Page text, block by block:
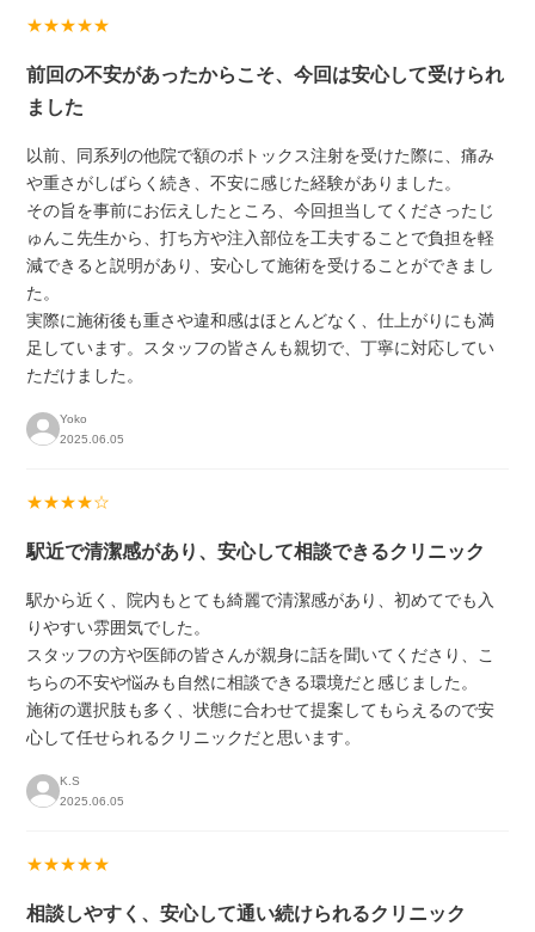
★★★★★
前回の不安があったからこそ、今回は安心して受けられ
ました
以前、同系列の他院で額のボトックス注射を受けた際に、痛み
や重さがしばらく続き、不安に感じた経験がありました。
その旨を事前にお伝えしたところ、今回担当してくださったじ
ゅんこ先生から、打ち方や注入部位を工夫することで負担を軽
減できると説明があり、安心して施術を受けることができまし
た。
実際に施術後も重さや違和感はほとんどなく、仕上がりにも満
足しています。スタッフの皆さんも親切で、丁寧に対応してい
ただけました。
Yoko
2025.06.05
★★★★☆
駅近で清潔感があり、安心して相談できるクリニック
駅から近く、院内もとても綺麗で清潔感があり、初めてでも入
りやすい雰囲気でした。
スタッフの方や医師の皆さんが親身に話を聞いてくださり、こ
ちらの不安や悩みも自然に相談できる環境だと感じました。
施術の選択肢も多く、状態に合わせて提案してもらえるので安
心して任せられるクリニックだと思います。
K.S
2025.06.05
★★★★★
相談しやすく、安心して通い続けられるクリニック